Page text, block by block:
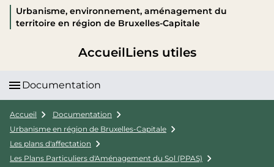
Urbanisme, environnement, aménagement du
territoire en région de Bruxelles-Capitale
AccueilLiens utiles
Documentation
Accueil
Documentation
Urbanisme en région de Bruxelles-Capitale
Les plans d'affectation
Les Plans Particuliers d'Aménagement du Sol (PPAS)